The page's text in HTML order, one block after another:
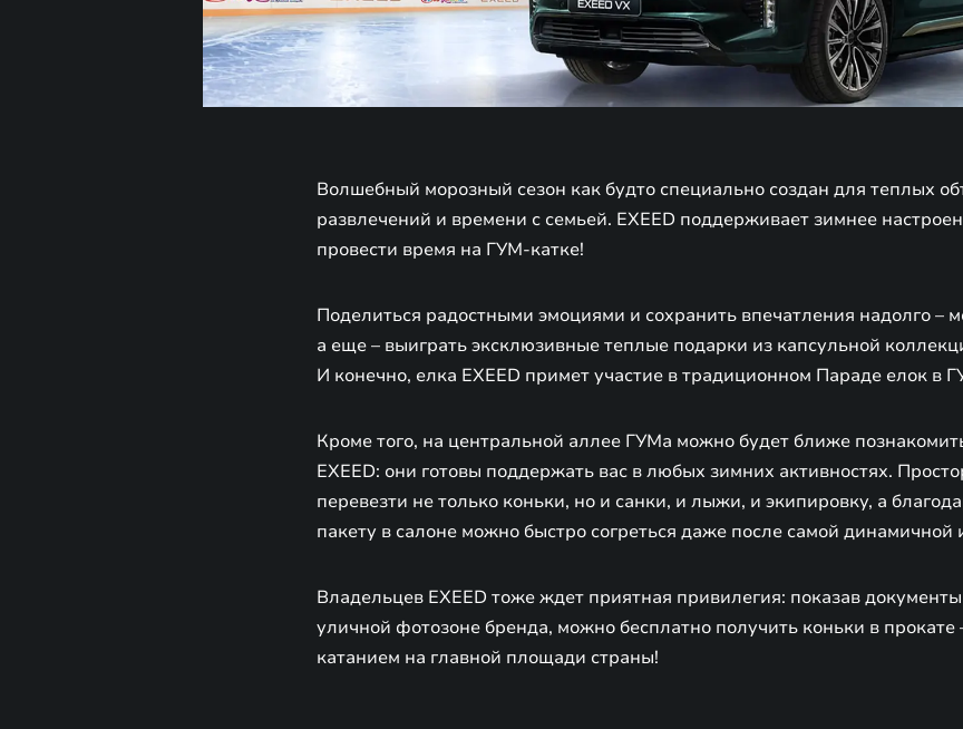
Волшебный морозный сезон как будто специально создан для теплых
развлечений и времени с семьей. EXEED поддерживает зимнее
провести время на ГУМ-катке!
Поделиться радостными эмоциями и сохранить впечатления надолго –
а еще – выиграть эксклюзивные теплые подарки из капсульной
И конечно, елка EXEED примет участие в традиционном Параде елок в
Кроме того, на центральной аллее ГУМа можно будет ближе
EXEED: они готовы поддержать вас в любых зимних активностях.
перевезти не только коньки, но и санки, и лыжи, и экипировку, а
пакету в салоне можно быстро согреться даже после самой динамичной
Владельцев EXEED тоже ждет приятная привилегия: показав
уличной фотозоне бренда, можно бесплатно получить коньки в прокате
катанием на главной площади страны!